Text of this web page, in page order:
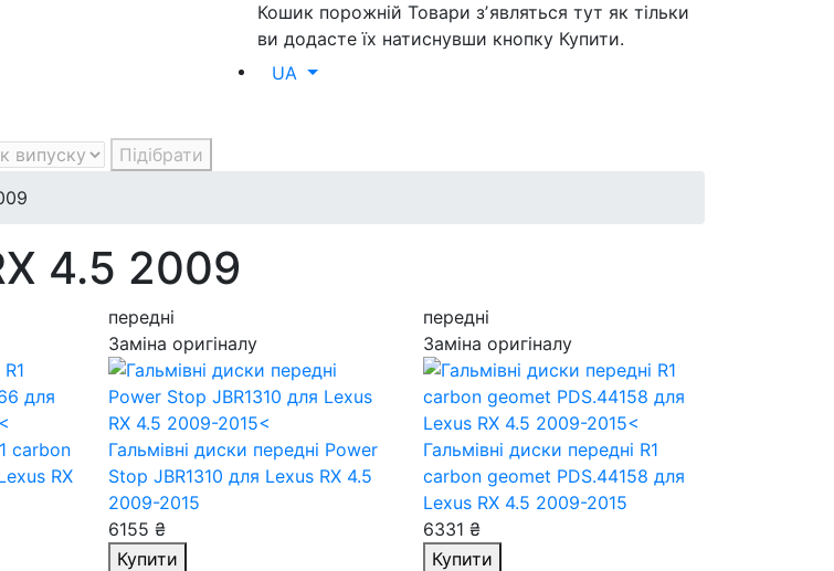
Кошик порожній Товари зʼявляться тут як тільки
ви додасте їх натиснувши кнопку Купити.
UA
Підібрати
4.5 2009
carbon
RX
передні
Заміна оригіналу
Гальмівні диски передні Power
Stop JBR1310 для Lexus RX 4.5
2009-2015
6155 ₴
Купити
передні
Заміна оригіналу
Гальмівні диски передні R1
carbon geomet PDS.44158 для
Lexus RX 4.5 2009-2015
6331 ₴
Купити